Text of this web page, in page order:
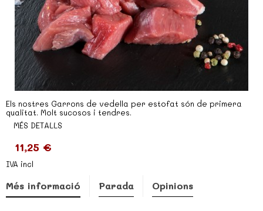
Els nostres Garrons de vedella per estofat són de primera
qualitat. Molt sucosos i tendres.
MÉS DETALLS
11,25 €
IVA incl
Més informació Parada Opinions